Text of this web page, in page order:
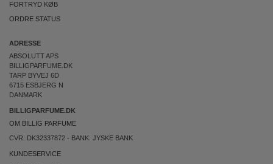
FORTRYD KØB
ORDRE STATUS
ADRESSE
ABSOLUTT APS
BILLIGPARFUME.DK
TARP BYVEJ 6D
6715 ESBJERG N
DANMARK
BILLIGPARFUME.DK
OM BILLIG PARFUME
CVR: DK32337872 - BANK: JYSKE BANK
KUNDESERVICE